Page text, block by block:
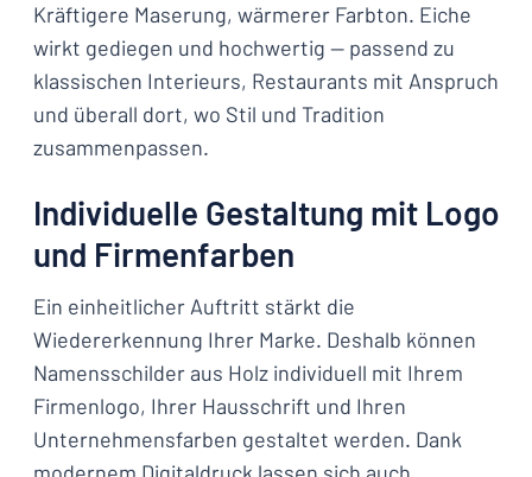
Kräftigere Maserung, wärmerer Farbton. Eiche
wirkt gediegen und hochwertig — passend zu
klassischen Interieurs, Restaurants mit Anspruch
und überall dort, wo Stil und Tradition
zusammenpassen.
Individuelle Gestaltung mit Logo
und Firmenfarben
Ein einheitlicher Auftritt stärkt die
Wiedererkennung Ihrer Marke. Deshalb können
Namensschilder aus Holz individuell mit Ihrem
Firmenlogo, Ihrer Hausschrift und Ihren
Unternehmensfarben gestaltet werden. Dank